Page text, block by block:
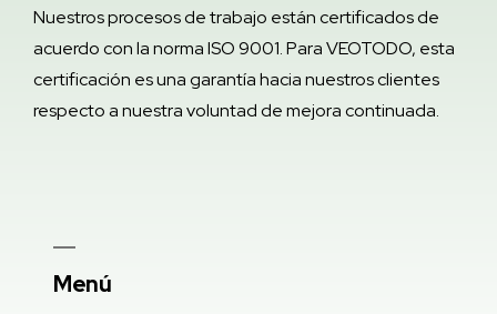
Menú
Nuestros procesos de trabajo están certificados de
acuerdo con la norma ISO 9001. Para VEOTODO, esta
certificación es una garantía hacia nuestros clientes
respecto a nuestra voluntad de mejora continuada.